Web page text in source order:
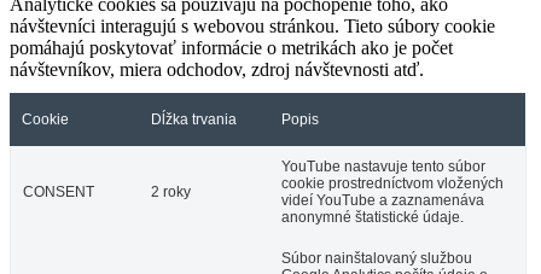
návštevníci interagujú s webovou stránkou. Tieto súbory cookie
pomáhajú poskytovať informácie o metrikách ako je počet
návštevníkov, miera odchodov, zdroj návštevnosti atď.
Cookie Dĺžka trvania Popis
CONSENT 2 roky
YouTube nastavuje tento súbor
cookie prostredníctvom vložených
videí YouTube a zaznamenáva
anonymné štatistické údaje.
Súbor nainštalovaný službou